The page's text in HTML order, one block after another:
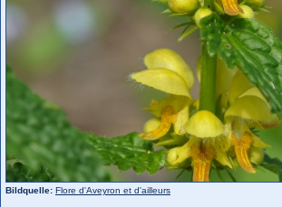
Bildquelle: Flore d'Aveyron et d'ailleurs